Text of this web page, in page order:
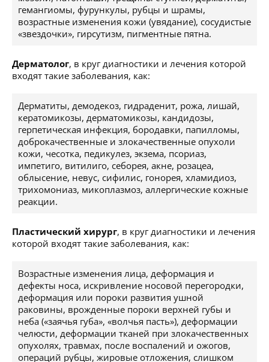
гемангиомы, фурункулы, рубцы и шрамы,
возрастные изменения кожи (увядание), сосудистые
«звездочки», гирсутизм, пигментные пятна.
Дерматолог, в круг диагностики и лечения которой
входят такие заболевания, как:
Дерматиты, демодекоз, гидраденит, рожа, лишай,
кератомикозы, дерматомикозы, кандидозы,
герпетическая инфекция, бородавки, папилломы,
доброкачественные и злокачественные опухоли
кожи, чесотка, педикулез, экзема, псориаз,
импетиго, витилиго, себорея, акне, розацеа,
облысение, невус, сифилис, гонорея, хламидиоз,
трихомониаз, микоплазмоз, аллергические кожные
реакции.
Пластический хирург, в круг диагностики и лечения
которой входят такие заболевания, как:
Возрастные изменения лица, деформация и
дефекты носа, искривление носовой перегородки,
деформация или пороки развития ушной
раковины, врожденные пороки верхней губы и
неба («заячья губа», «волчья пасть»), деформации
челюсти, деформации тканей при злокачественных
опухолях, травмах, после воспалений и ожогов,
операций рубцы, жировые отложения, слишком